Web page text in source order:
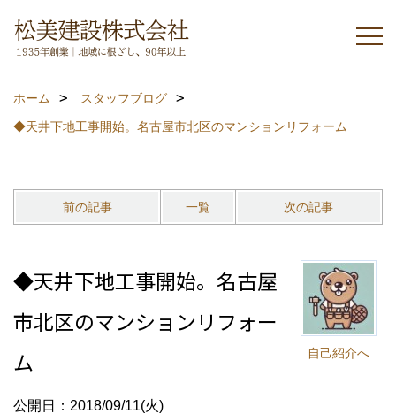
ホーム
スタッフブログ
◆天井下地工事開始。名古屋市北区のマンションリフォーム
前の記事 一覧 次の記事
自己紹介へ
◆天井下地工事開始。名古屋
市北区のマンションリフォー
ム
公開日：2018/09/11(火)